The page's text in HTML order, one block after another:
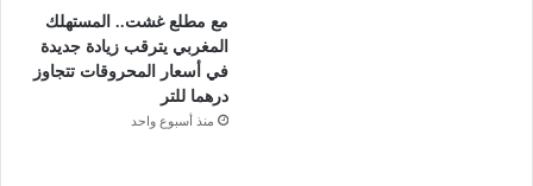
مع مطلع غشت.. المستهلك
المغربي يترقب زيادة جديدة
في أسعار المحروقات تتجاوز
درهما للتر
منذ أسبوع واحد